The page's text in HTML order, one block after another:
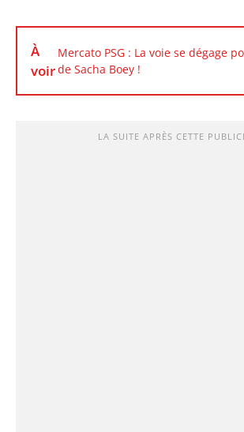
À
voir
Mercato PSG : La voie se dégage
de Sacha Boey !
LA SUITE APRÈS CETTE